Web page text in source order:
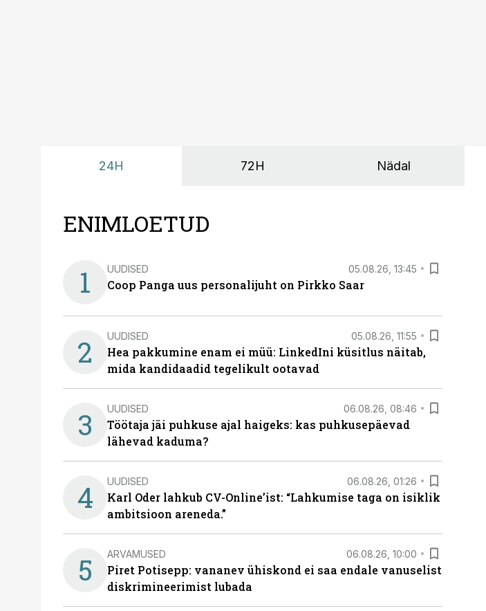
24H 72H Nädal
ENIMLOETUD
1 UUDISED 05.08.26, 13:45
Coop Panga uus personalijuht on Pirkko Saar
2 UUDISED 05.08.26, 11:55
Hea pakkumine enam ei müü: LinkedIni küsitlus näitab,
mida kandidaadid tegelikult ootavad
3 UUDISED 06.08.26, 08:46
Töötaja jäi puhkuse ajal haigeks: kas puhkusepäevad
lähevad kaduma?
4 UUDISED 06.08.26, 01:26
Karl Oder lahkub CV-Online’ist: “Lahkumise taga on isiklik
ambitsioon areneda.”
5 ARVAMUSED 06.08.26, 10:00
Piret Potisepp: vananev ühiskond ei saa endale vanuselist
diskrimineerimist lubada